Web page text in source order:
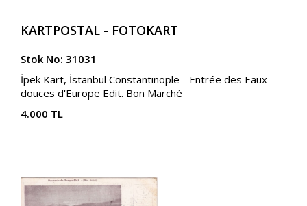
KARTPOSTAL - FOTOKART
Stok No: 31031
İpek Kart, İstanbul Constantinople - Entrée des Eaux-
douces d'Europe Edit. Bon Marché
4.000 TL